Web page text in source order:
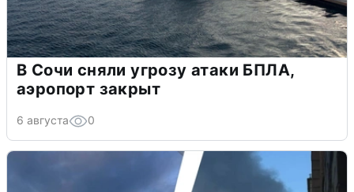
В Сочи сняли угрозу атаки БПЛА,
аэропорт закрыт
6 августа 0